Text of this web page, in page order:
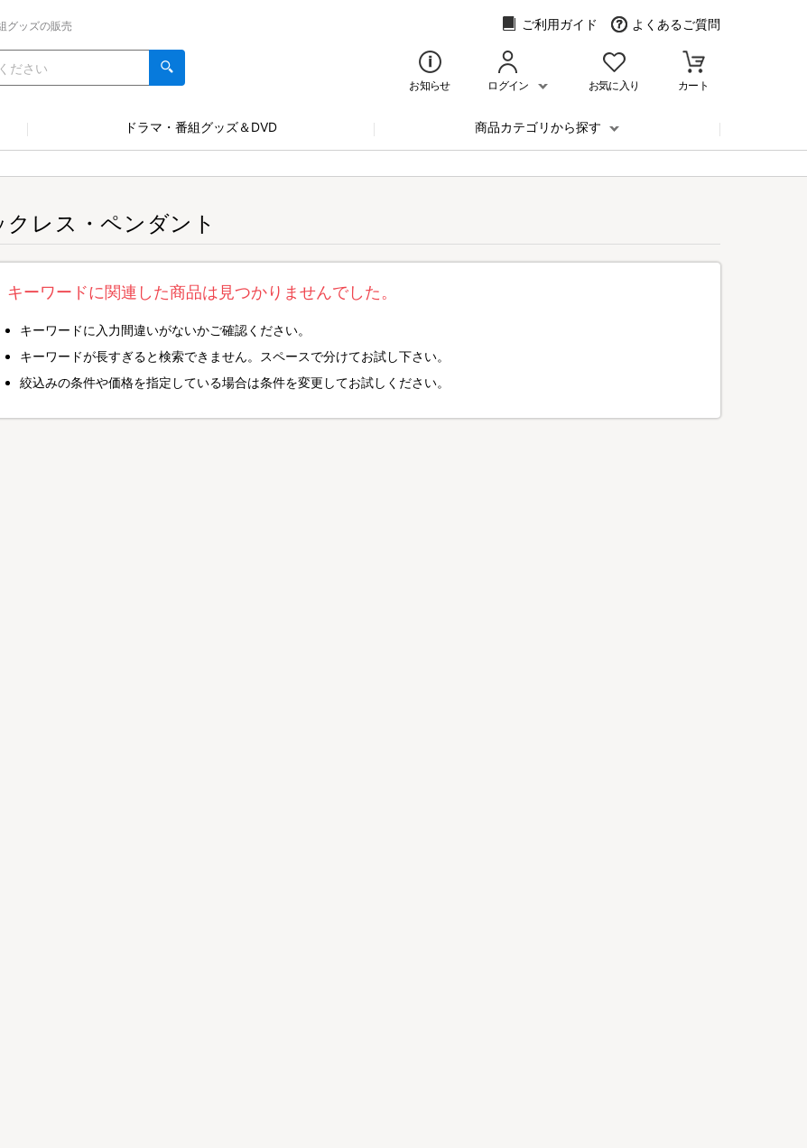
グッズの販売 ご利用ガイド よくあるご質問
お知らせ ログイン お気に入り カート
ドラマ・番組グッズ＆DVD 商品カテゴリから探す
クレス・ペンダント
キーワードに関連した商品は見つかりませんでした。
キーワードに入力間違いがないかご確認ください。
キーワードが長すぎると検索できません。スペースで分けてお試し下さい。
絞込みの条件や価格を指定している場合は条件を変更してお試しください。